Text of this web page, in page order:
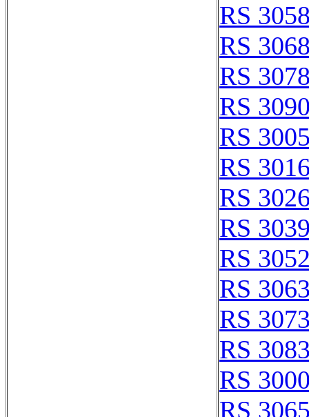
RS
RS
RS
RS
RS
RS
RS
RS
RS
RS
RS
RS
RS
RS